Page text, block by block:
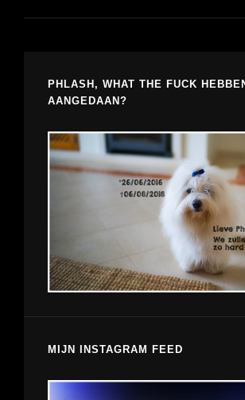
PHLASH, WHAT THE FUCK
AANGEDAAN?
MIJN INSTAGRAM FEED